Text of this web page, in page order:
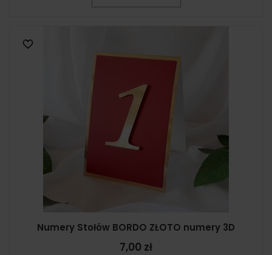
Numery Stołów BORDO ZŁOTO numery 3D
7,00 zł